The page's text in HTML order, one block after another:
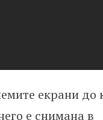
екрани до
е снимана в